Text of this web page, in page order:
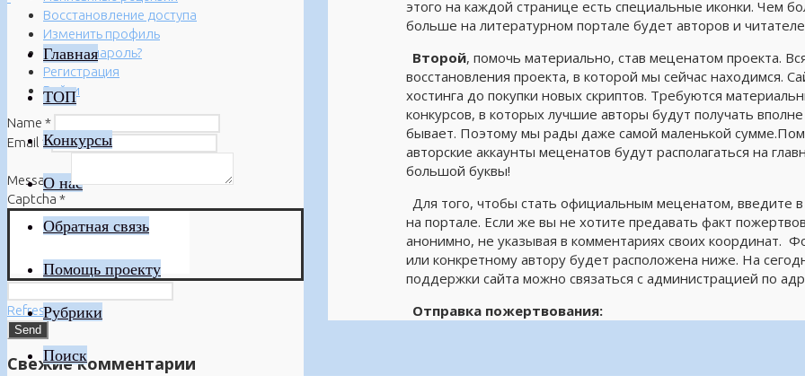
Главная
ТОП
Конкурсы
О нас
Обратная связь
Помощь проекту
Рубрики
Поиск
этого на каждой странице есть специальные иконки. Чем
больше на литературном портале будет авторов и
Второй, помочь материально, став меценатом проекта.
восстановления проекта, в которой мы сейчас находимся.
хостинга до покупки новых скриптов. Требуются
конкурсов, в которых лучшие авторы будут получать
бывает. Поэтому мы рады даже самой маленькой
авторские аккаунты меценатов будут располагаться на
большой буквы!
Для того, чтобы стать официальным меценатом, введите
на портале. Если же вы не хотите предавать факт
анонимно, не указывая в комментариях своих координат.
или конкретному автору будет расположена ниже. На
поддержки сайта можно связаться с администрацией по
Отправка пожертвования:
Восстановление доступа
Изменить профиль
Забыли пароль?
Регистрация
Войти
Name *
Email *
Message*
Captcha *
Refresh
Свежие комментарии